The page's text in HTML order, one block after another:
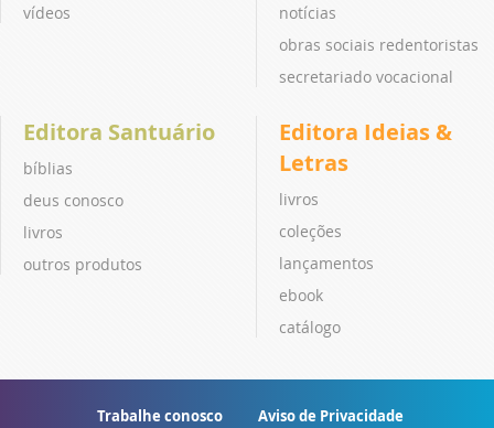
vídeos
notícias
obras sociais redentoristas
secretariado vocacional
Editora Santuário
bíblias
deus conosco
livros
outros produtos
Editora Ideias &
Letras
livros
coleções
lançamentos
ebook
catálogo
Trabalhe conosco Aviso de Privacidade